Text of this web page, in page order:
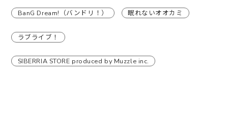
BanG Dream!（バンドリ！） 眠れないオオカミ
ラブライブ！
SIBERRIA STORE produced by Muzzle inc.